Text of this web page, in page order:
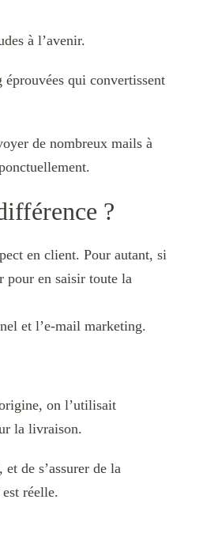
à l’avenir.
qui convertissent
de nombreux mails à
?
en client. Pour autant, si
pour en saisir toute la
et l’e-mail marketing.
on l’utilisait
la livraison.
de s’assurer de la
réelle.